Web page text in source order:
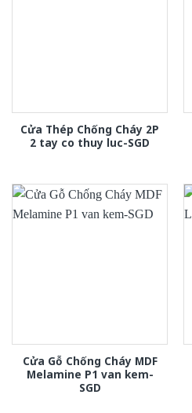
Cửa Thép Chống Cháy 2P
2 tay co thuy luc-SGD
Cửa Gỗ Chống Cháy MDF
Melamine P1 van kem-
SGD